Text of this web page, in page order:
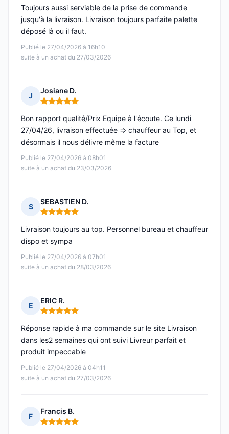
Publié le 27/04/2026 à 16h10
suite à un achat du 27/03/2026
Toujours aussi serviable de la prise de commande
jusqu'à la livraison. Livraison toujours parfaite palette
déposé là ou il faut.
J
Josiane D.
Note : 5 sur 5
Publié le 27/04/2026 à 08h01
suite à un achat du 23/03/2026
Bon rapport qualité/Prix Equipe à l'écoute. Ce lundi
27/04/26, livraison effectuée => chauffeur au Top, et
désormais il nous délivre même la facture
S
SEBASTIEN D.
Note : 5 sur 5
Publié le 27/04/2026 à 07h01
suite à un achat du 28/03/2026
Livraison toujours au top. Personnel bureau et chauffeur
dispo et sympa
E
ERIC R.
Note : 5 sur 5
Publié le 27/04/2026 à 04h11
suite à un achat du 27/03/2026
Réponse rapide à ma commande sur le site Livraison
dans les2 semaines qui ont suivi Livreur parfait et
produit impeccable
F
Francis B.
Note : 5 sur 5